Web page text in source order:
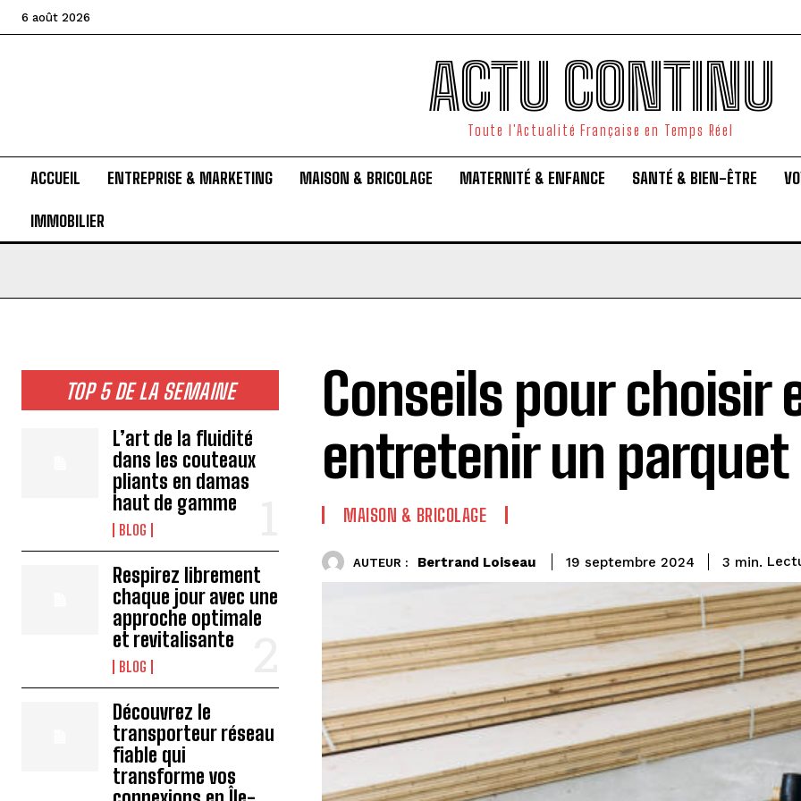
6 août 2026
ACTU CONTINU
Toute l'Actualité Française en Temps Réel
ACCUEIL ENTREPRISE & MARKETING MAISON & BRICOLAGE MATERNITÉ & ENFANCE SANTÉ & BIEN-ÊTRE
IMMOBILIER
TOP 5 DE LA SEMAINE
L’art de la fluidité
dans les couteaux
pliants en damas
haut de gamme
BLOG
Respirez librement
chaque jour avec une
approche optimale
et revitalisante
BLOG
Découvrez le
transporteur réseau
fiable qui
transforme vos
Conseils pour choisir
entretenir un parquet
MAISON & BRICOLAGE
AUTEUR : Bertrand Loiseau 19 septembre 2024 3 min.